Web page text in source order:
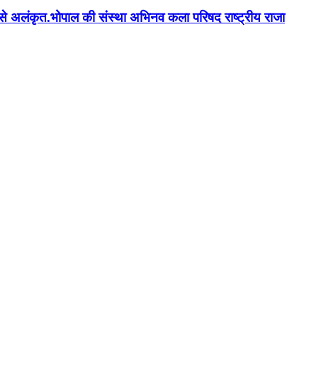
की संस्था अभिनव कला परिषद राष्ट्रीय राजा